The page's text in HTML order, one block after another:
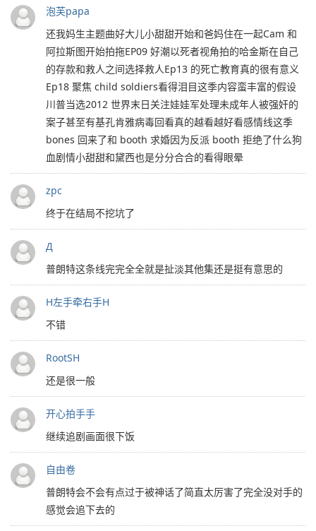
泡芙papa
还我妈生主题曲好大儿小甜甜开始和爸妈住在一起Cam 和
阿拉斯图开始拍拖EP09 好潮以死者视角拍的哈金斯在自己
的存款和救人之间选择救人Ep13 的死亡教育真的很有意义
Ep18 聚焦 child soldiers看得泪目这季内容蛮丰富的假设
川普当选2012 世界末日关注娃娃军处理未成年人被强奸的
案子甚至有基孔肯雅病毒回看真的越看越好看感情线这季
bones 回来了和 booth 求婚因为反派 booth 拒绝了什么狗
血剧情小甜甜和黛西也是分分合合的看得眼晕
zpc
终于在结局不挖坑了
Д
普朗特这条线完完全全就是扯淡其他集还是挺有意思的
H左手牵右手H
不错
RootSH
还是很一般
开心拍手手
继续追剧画面很下饭
自由卷
普朗特会不会有点过于被神话了简直太厉害了完全没对手的
感觉会追下去的